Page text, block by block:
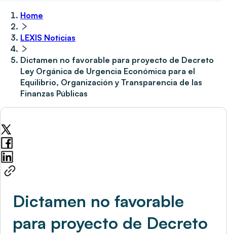
Home
LEXIS Noticias
Dictamen no favorable para proyecto de Decreto
Ley Orgánica de Urgencia Económica para el
Equilibrio, Organización y Transparencia de las
Finanzas Públicas
Dictamen no favorable
para proyecto de Decreto